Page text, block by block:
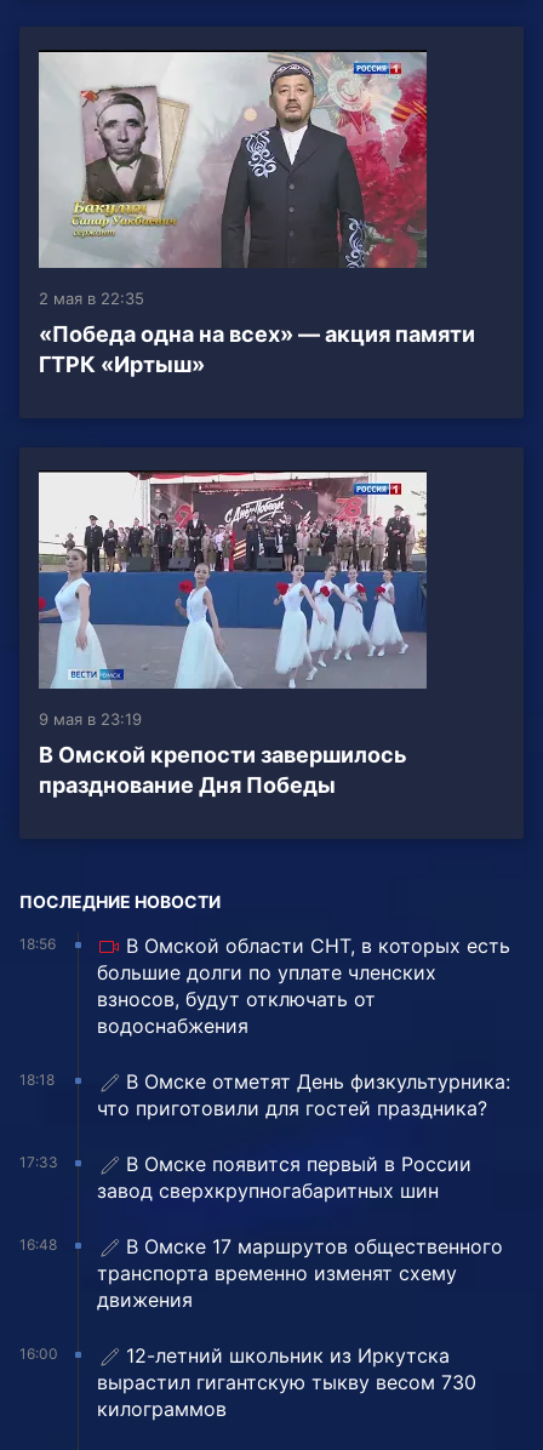
2 мая в 22:35
«Победа одна на всех» — акция памяти
ГТРК «Иртыш»
9 мая в 23:19
В Омской крепости завершилось
празднование Дня Победы
ПОСЛЕДНИЕ НОВОСТИ
18:56
В Омской области СНТ, в которых есть
большие долги по уплате членских
взносов, будут отключать от
водоснабжения
18:18
В Омске отметят День физкультурника:
что приготовили для гостей праздника?
17:33
В Омске появится первый в России
завод сверхкрупногабаритных шин
16:48
В Омске 17 маршрутов общественного
транспорта временно изменят схему
движения
16:00
12-летний школьник из Иркутска
вырастил гигантскую тыкву весом 730
килограммов